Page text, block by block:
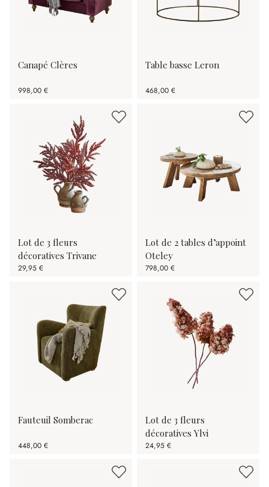
Canapé Clères
998,00 €
Table basse Leron
468,00 €
Lot de 3 fleurs
décoratives Trivane
29,95 €
Lot de 2 tables d’appoint
Oteley
798,00 €
Fauteuil Somberac
448,00 €
Lot de 3 fleurs
décoratives Ylvi
24,95 €